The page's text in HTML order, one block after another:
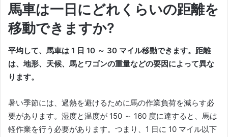
馬車は一日にどれくらいの距離を
移動できますか?
平均して、馬車は 1 日 10 ～ 30 マイル移動できます。 距離
は、地形、天候、馬とワゴンの重量などの要因によって異な
ります。
暑い季節には、過熱を避けるために馬の作業負荷を減らす必
要があります。 湿度と温度が 150 ～ 160 度に達すると、馬は
軽作業を行う必要があります。 つまり、1 日に 10 マイル以下